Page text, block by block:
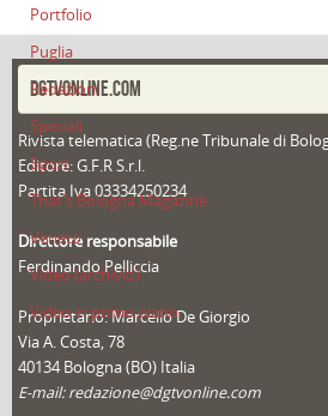
Portfolio
Puglia
Redazioni
Speciali
Sport
That's Bologna Magazine
Veneto
Video (archivio)
Video in primo piano
DGTVONLINE.COM
Rivista telematica (Reg.ne Tribunale di
Editore: G.F.R S.r.l.
Partita Iva 03334250234
Direttore responsabile
Ferdinando Pelliccia
Proprietario: Marcello De Giorgio
Via A. Costa, 78
40134 Bologna (BO) Italia
E-mail: redazione@dgtvonline.com